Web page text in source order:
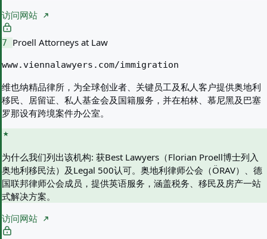
访问网站
7 Proell Attorneys at Law
www.viennalawyers.com/immigration
维也纳精品律所，为全球创业者、关键员工及私人客户提供奥地利
移民、居留证、私人基金会及国籍服务，并在柏林、慕尼黑及巴塞
罗那设有跨境案件办公室。
为什么我们列出该机构: 获Best Lawyers（Florian Proell博士列入
奥地利移民法）及Legal 500认可。奥地利律师公会（ÖRAV）、德
国联邦律师公会成员，提供英语服务，涵盖税务、移民及房产一站
式解决方案。
访问网站